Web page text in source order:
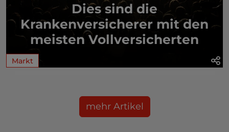
Dies sind die
Krankenversicherer mit den
meisten Vollversicherten
Markt
mehr Artikel